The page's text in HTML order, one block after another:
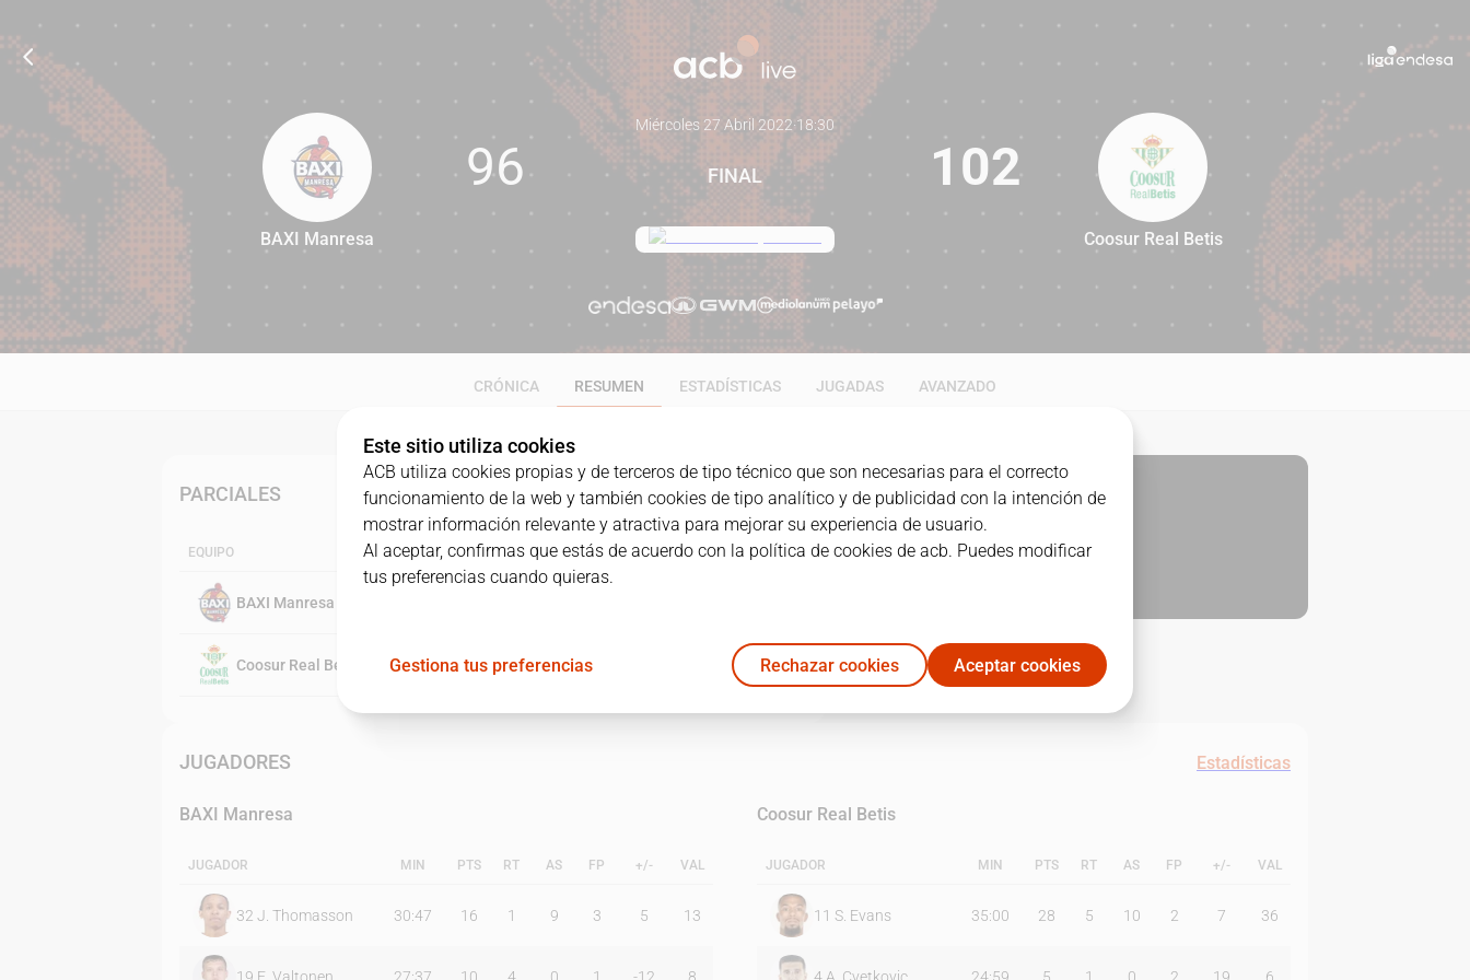
96 102
BAXI Manresa
96
Miércoles 27 Abril 2022·18:30
FINAL 102
Coosur Real Betis
CRÓNICA RESUMEN ESTADÍSTICAS JUGADAS AVANZADO
PARCIALES
EQUIPO 1C 2C 3C 4C
BAXI Manresa
Coosur Real Betis 26 32
JUGADORES Estadísticas
BAXI Manresa
JUGADOR MIN PTS RT AS FP +/- VAL
32 J. Thomasson 30:47 16 1 9 3 5 13
Coosur Real Betis
JUGADOR MIN PTS RT AS FP +/- VAL
11 S. Evans 35:00 28 5 10 2 7 36
Este sitio utiliza cookies
ACB utiliza cookies propias y de terceros de tipo técnico que son necesarias para el correcto
funcionamiento de la web y también cookies de tipo analítico y de publicidad con la intención de
mostrar información relevante y atractiva para mejorar su experiencia de usuario.
Al aceptar, confirmas que estás de acuerdo con la política de cookies de acb. Puedes modificar
tus preferencias cuando quieras.
Gestiona tus preferencias Rechazar cookies Aceptar cookies